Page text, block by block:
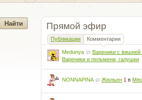
Прямой эфир
Публикации Комментарии
Medunya Вареники с вишней
Вареники и пельмени, галушки
NONNAPINA Жюльен 1 в